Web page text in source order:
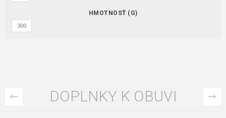
HMOTNOSŤ (G)
300
DOPLNKY K OBUVI